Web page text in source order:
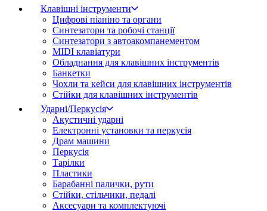
Клавішні інструменти
Цифрові піаніно та органи
Синтезатори та робочі станції
Синтезатори з автоакомпанементом
MIDI клавіатури
Обладнання для клавішних інструментів
Банкетки
Чохли та кейси для клавішних інструментів
Стійки для клавішних інструментів
Ударні/Перкусія
Акустичні ударні
Електронні установки та перкусія
Драм машини
Перкусія
Тарілки
Пластики
Барабанні палички, рути
Стійки, стільчики, педалі
Аксесуари та комплектуючі